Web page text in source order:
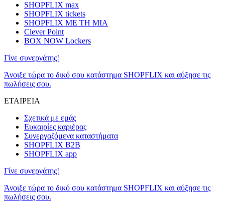
SHOPFLIX max
SHOPFLIX tickets
SHOPFLIX ΜΕ ΤΗ ΜΙΑ
Clever Point
BOX NOW Lockers
Γίνε συνεργάτης!
Άνοιξε τώρα το δικό σου κατάστημα SHOPFLIX και αύξησε τις
πωλήσεις σου.
ΕΤΑΙΡΕΙΑ
Σχετικά με εμάς
Ευκαιρίες καριέρας
Συνεργαζόμενα καταστήματα
SHOPFLIX B2B
SHOPFLIX app
Γίνε συνεργάτης!
Άνοιξε τώρα το δικό σου κατάστημα SHOPFLIX και αύξησε τις
πωλήσεις σου.